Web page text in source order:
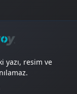
yazı, resim ve